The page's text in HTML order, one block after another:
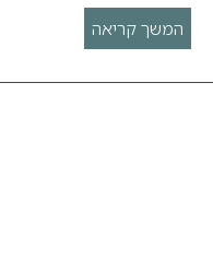
המשך קריאה